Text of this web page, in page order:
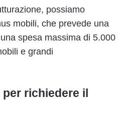
possiamo
mobili, che prevede una
spesa massima di 5.000
e grandi
richiedere il